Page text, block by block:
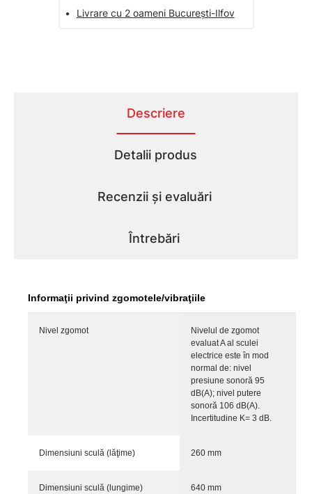
•
Livrare cu 2 oameni București-Ilfov
Descriere
Detalii produs
Recenzii și evaluări
Întrebări
Informaţii privind zgomotele/vibraţiile
Nivel zgomot
Nivelul de zgomot
evaluat A al sculei
electrice este în mod
normal de: nivel
presiune sonoră 95
dB(A); nivel putere
sonoră 106 dB(A).
Incertitudine K= 3 dB.
Dimensiuni sculă (lăţime) 260 mm
Dimensiuni sculă (lungime) 640 mm